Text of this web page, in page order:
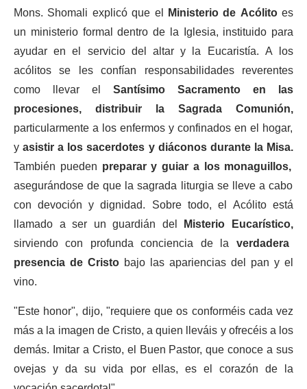
Mons. Shomali explicó que el Ministerio de Acólitoes
un ministerio formal dentro de la Iglesia, instituido para
ayudar en el servicio del altar y la Eucaristía. A los
acólitos se les confían responsabilidades reverentes
como llevar el Santísimo Sacramento en las
procesiones, distribuir la Sagrada Comunión,
particularmente a los enfermos y confinados en el hogar,
yasistir a los sacerdotes y diáconos durante la Misa.
También pueden preparar y guiar a los monaguillos,
asegurándose de que la sagrada liturgia se lleve a cabo
con devoción y dignidad. Sobre todo, el Acólito está
llamado a ser un guardián del Misterio Eucarístico,
sirviendo con profunda conciencia de la verdadera
presencia de Cristo bajo las apariencias del pan y el
vino.
"Este honor", dijo, "requiere que os conforméis cada vez
más a la imagen de Cristo, a quien lleváis y ofrecéis a los
demás. Imitar a Cristo, el Buen Pastor, que conoce a sus
ovejas y da su vida por ellas, es el corazón de la